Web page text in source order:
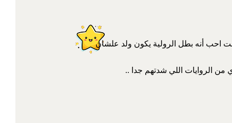
احب أنه بطل الرولية يكون ولد علشان
من الروايات اللي شدتهم جدا ..